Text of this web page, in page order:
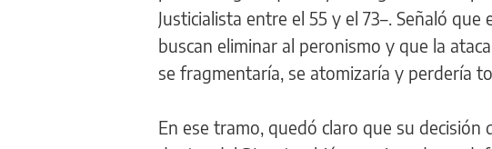
Justicialista entre el 55 y el 73–. Señaló
buscan eliminar al peronismo y que la
se fragmentaría, se atomizaría y perdería
En ese tramo, quedó claro que su